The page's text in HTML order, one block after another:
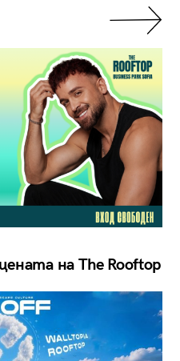
на The Rooftop